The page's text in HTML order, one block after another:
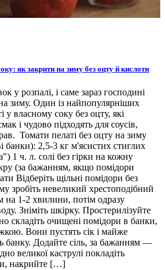
як закрити на зиму без оцту й кислоти
у розпалі, і саме зараз господині
зиму. Один із найпопулярніших
у власному соку без оцту, які
і чудово підходять для соусів,
Томати пелаті без оцту на зиму
банки): 2,5-3 кг м'ясистих стиглих
1 ч. л. солі без гірки на кожну
(за бажанням, якщо помідори
Відберіть щільні помідори без
зробіть невеликий хрестоподібний
на 1-2 хвилини, потім одразу
Зніміть шкірку. Простерилізуйте
складіть очищені помідори в банки,
Вони пустять сік і майже
банку. Додайте сіль, за бажанням —
великої каструлі покладіть
накрийте […]